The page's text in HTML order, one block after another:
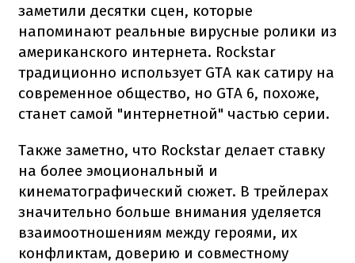
заметили десятки сцен, которые
напоминают реальные вирусные ролики из
американского интернета. Rockstar
традиционно использует GTA как сатиру на
современное общество, но GTA 6, похоже,
станет самой "интернетной" частью серии.
Также заметно, что Rockstar делает ставку
на более эмоциональный и
кинематографический сюжет. В трейлерах
значительно больше внимания уделяется
взаимоотношениям между героями, их
конфликтам, доверию и совместному